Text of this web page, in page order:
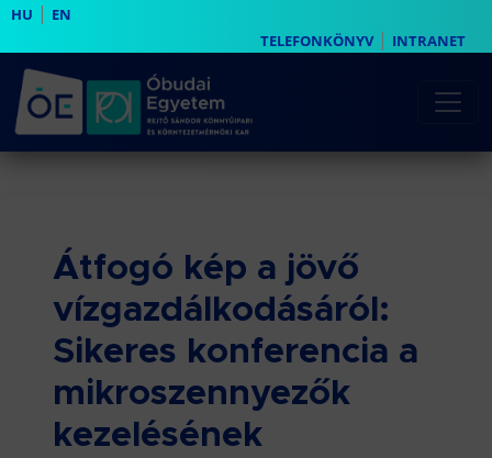
HU | EN
TELEFONKÖNYV| INTRANET
Átfogó kép a jövő
vízgazdálkodásáról:
Sikeres konferencia a
mikroszennyezők
kezelésének